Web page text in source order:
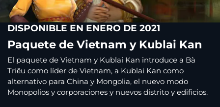
DISPONIBLE EN ENERO DE 2021
Paquete de Vietnam y Kublai Kan
El paquete de Vietnam y Kublai Kan introduce a Bà
Triệu como líder de Vietnam, a Kublai Kan como
alternativo para China y Mongolia, el nuevo modo
Monopolios y corporaciones y nuevos distrito y edificios.